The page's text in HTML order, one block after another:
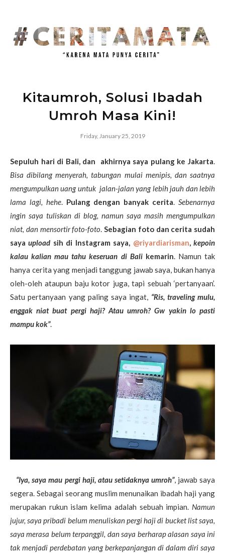
Kitaumroh, Solusi Ibadah
Umroh Masa Kini!
Friday, January 25, 2019
Sepuluh hari di Bali, dan akhirnya saya pulang ke Jakarta.
Bisa dibilang menyerah, tabungan mulai menipis, dan saatnya
mengumpulkan uang untuk jalan-jalan yang lebih jauh dan lebih
lama lagi, hehe. Pulang dengan banyak cerita.Sebenarnya
ingin saya tuliskan di blog, namun saya masih mengumpulkan
niat, dan mensortir foto-foto. Sebagian foto dan cerita sudah
sayaupload sih di Instagram saya, @riyardiarisman,kepoin
kalau kalian mau tahu keseruan di Bali kemarin. Namun tak
hanya cerita yang menjadi tanggung jawab saya, bukan hanya
oleh-oleh ataupun baju kotor juga, tapi sebuah ‘pertanyaan’.
Satu pertanyaan yang paling saya ingat, “Ris, traveling mulu,
enggak niat buat pergi haji? Atau umroh? Gw yakin lo pasti
mampu kok”.
“Iya, saya mau pergi haji, atau setidaknya umroh”, jawab saya
segera. Sebagai seorang muslim menunaikan ibadah haji yang
merupakan rukun islam kelima adalah sebuah impian. Namun
jujur, saya pribadi belum menuliskan pergi haji di bucket list saya,
saya merasa belum terpanggil, dan saya berharap alasan saya ini
tak menjadi perdebatan yang berkepanjangan di dalam diri saya